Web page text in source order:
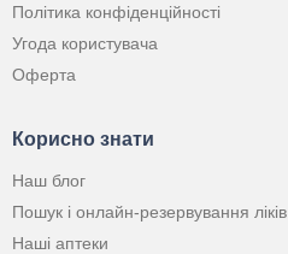
Політика конфіденційності
Угода користувача
Оферта
Корисно знати
Наш блог
Пошук і онлайн-резервування ліків
Наші аптеки